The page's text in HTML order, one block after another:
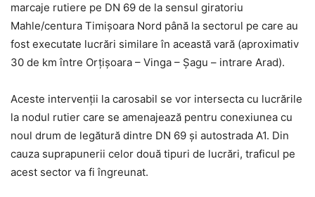
marcaje rutiere pe DN 69 de la sensul giratoriu
Mahle/centura Timișoara Nord până la sectorul pe care au
fost executate lucrări similare în această vară (aproximativ
30 de km între Orțișoara – Vinga – Șagu – intrare Arad).
Aceste intervenții la carosabil se vor intersecta cu lucrările
la nodul rutier care se amenajează pentru conexiunea cu
noul drum de legătură dintre DN 69 și autostrada A1. Din
cauza suprapunerii celor două tipuri de lucrări, traficul pe
acest sector va fi îngreunat.